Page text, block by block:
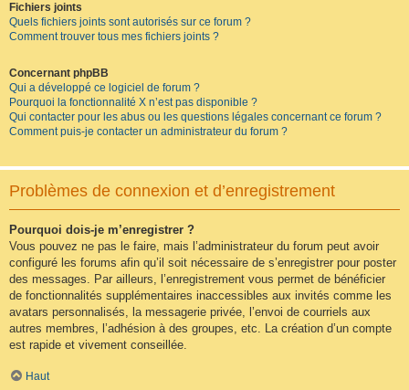
Fichiers joints
Quels fichiers joints sont autorisés sur ce forum ?
Comment trouver tous mes fichiers joints ?
Concernant phpBB
Qui a développé ce logiciel de forum ?
Pourquoi la fonctionnalité X n’est pas disponible ?
Qui contacter pour les abus ou les questions légales concernant ce forum ?
Comment puis-je contacter un administrateur du forum ?
Problèmes de connexion et d’enregistrement
Pourquoi dois-je m’enregistrer ?
Vous pouvez ne pas le faire, mais l’administrateur du forum peut avoir
configuré les forums afin qu’il soit nécessaire de s’enregistrer pour poster
des messages. Par ailleurs, l’enregistrement vous permet de bénéficier
de fonctionnalités supplémentaires inaccessibles aux invités comme les
avatars personnalisés, la messagerie privée, l’envoi de courriels aux
autres membres, l’adhésion à des groupes, etc. La création d’un compte
est rapide et vivement conseillée.
Haut